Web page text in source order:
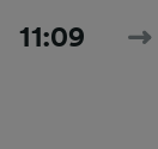
11:09